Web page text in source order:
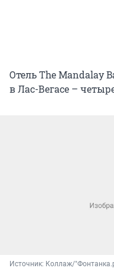
Отель The Mandalay
в Лас-Вегасе –
Источник: Коллаж/